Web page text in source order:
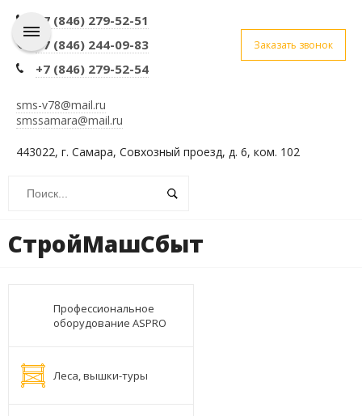
+7 (846) 279-52-51
+7 (846) 244-09-83
+7 (846) 279-52-54
Заказать звонок
sms-v78@mail.ru
smssamara@mail.ru
443022, г. Самара, Совхозный проезд, д. 6, ком. 102
СтройМашСбыт
Профессиональное
оборудование ASPRO
Леса, вышки-туры